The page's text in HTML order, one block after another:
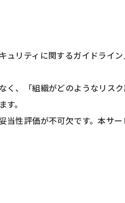
リティに関するガイドライ
、「組織がどのようなリス
。
性評価が不可欠です。本サ